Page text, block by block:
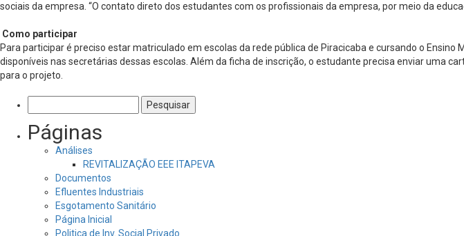
sociais da empresa. “O contato direto dos estudantes com os profissionais da empresa, por meio da
Como participar
Para participar é preciso estar matriculado em escolas da rede pública de Piracicaba e cursando o
disponíveis nas secretárias dessas escolas. Além da ficha de inscrição, o estudante precisa enviar uma
para o projeto.
por:
Páginas
Análises
REVITALIZAÇÃO EEE ITAPEVA
Documentos
Efluentes Industriais
Esgotamento Sanitário
Página Inicial
Politica de Inv. Social Privado